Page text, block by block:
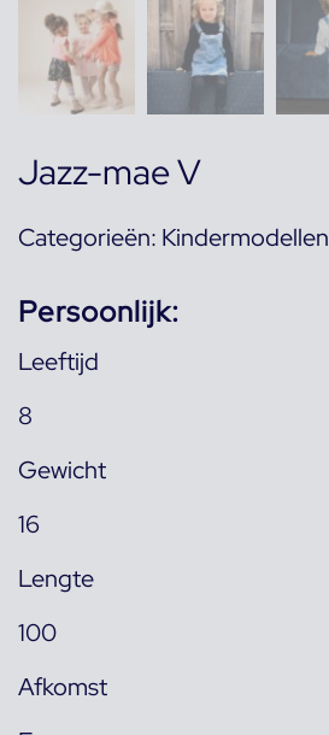
Jazz-mae V
Categorieën: Kindermodellen
Persoonlijk:
Leeftijd
8
Gewicht
16
Lengte
100
Afkomst